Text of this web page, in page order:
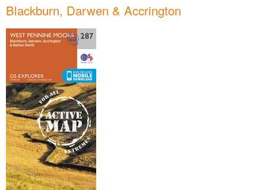
Blackburn, Darwen & Accrington